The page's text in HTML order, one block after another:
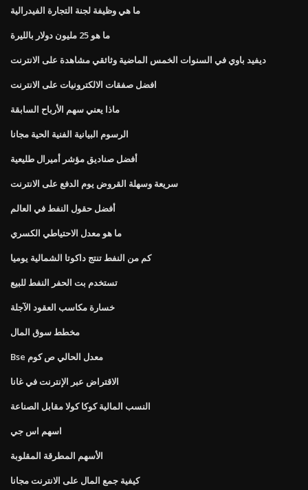
ما هي وظيفة لجنة التجارة الفيدرالية
ما هو 25 مليون دولار بالليرة
ديفيد باوي في السنوات الخمس الماضية وثائقي مشاهدة على الانترنت
افضل صفقات الالكترونيات على الانترنت
ماذا يعني سهم الأرباح السابقة
الرسوم البيانية الفنية الحية مجانا
أفضل صناديق مؤشر أميرال طليعية
سريعة وسهلة القروض يوم الدفع على الانترنت
أفضل حقول النفط في العالم
ما هو معدل الاحتياطي الكسري
كم من النفط تنتج داكوتا الشمالية يوميا
تستخدم بت الحفر النفط للبيع
خسارة مكاسب العقود الآجلة
مخطط سوق المال
Bse معدل الحالي ص كوم
الاقتراض عبر الإنترنت في غانا
النسب المالية كوكا كولا مقابل الصناعة
اسهم اس جي
الأسهم المطرقة المقلوبة
كيفية جمع المال على الانترنت مجانا